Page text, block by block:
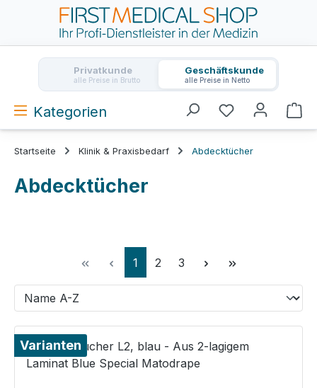
Zum Hauptinhalt springen
Privatkunde
alle Preise in Brutto
Geschäftskunde
alle Preise in Netto
Kategorien
Startseite Klinik & Praxisbedarf Abdecktücher
Abdecktücher
Seite
1 Seite
2 Seite
3
Varianten